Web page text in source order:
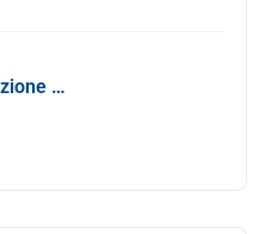
La Digitalizzazione Come Motore Dell’internazionalizzazione